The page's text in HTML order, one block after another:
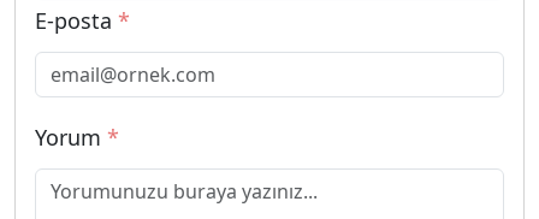
E-posta *
Yorum *